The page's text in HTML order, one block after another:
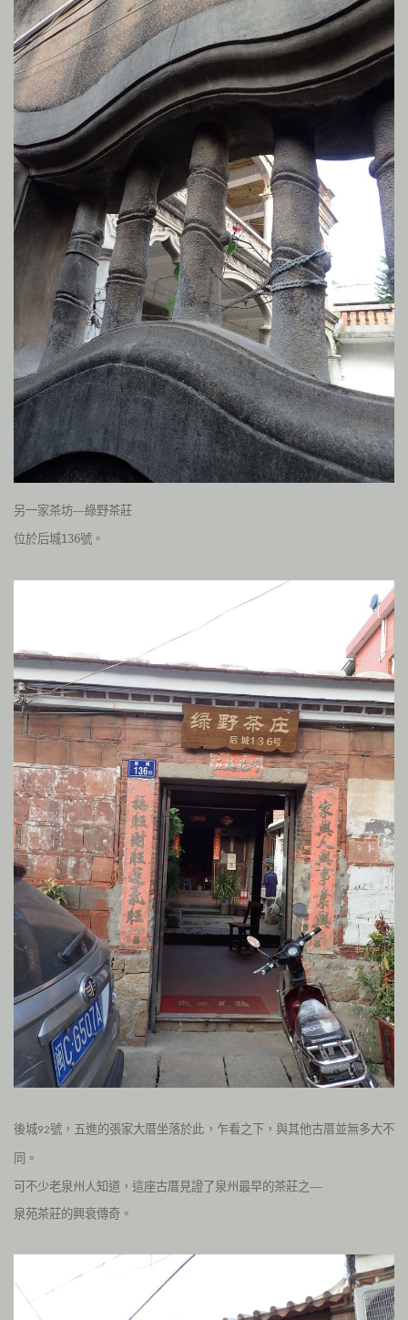
另一家茶坊—綠野茶莊
位於后城136號。
後城92號，五進的張家大厝坐落於此，乍看之下，與其他古厝並無多大不
同。
可不少老泉州人知道，這座古厝見證了泉州最早的茶莊之—
泉苑茶莊的興衰傳奇。